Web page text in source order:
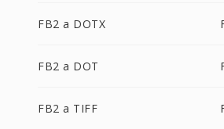
FB2 a DOTX
FB2 a DOT
FB2 a TIFF